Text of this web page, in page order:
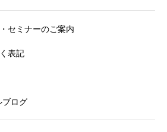
セミナーのご案内
表記
ログ